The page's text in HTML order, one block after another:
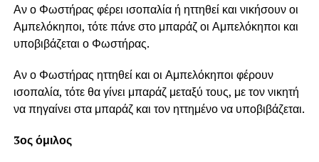
Αν ο Φωστήρας φέρει ισοπαλία ή ηττηθεί και νικήσουν οι
Αμπελόκηποι, τότε πάνε στο μπαράζ οι Αμπελόκηποι και
υποβιβάζεται ο Φωστήρας.
Αν ο Φωστήρας ηττηθεί και οι Αμπελόκηποι φέρουν
ισοπαλία, τότε θα γίνει μπαράζ μεταξύ τους, με τον νικητή
να πηγαίνει στα μπαράζ και τον ηττημένο να υποβιβάζεται.
3ος όμιλος